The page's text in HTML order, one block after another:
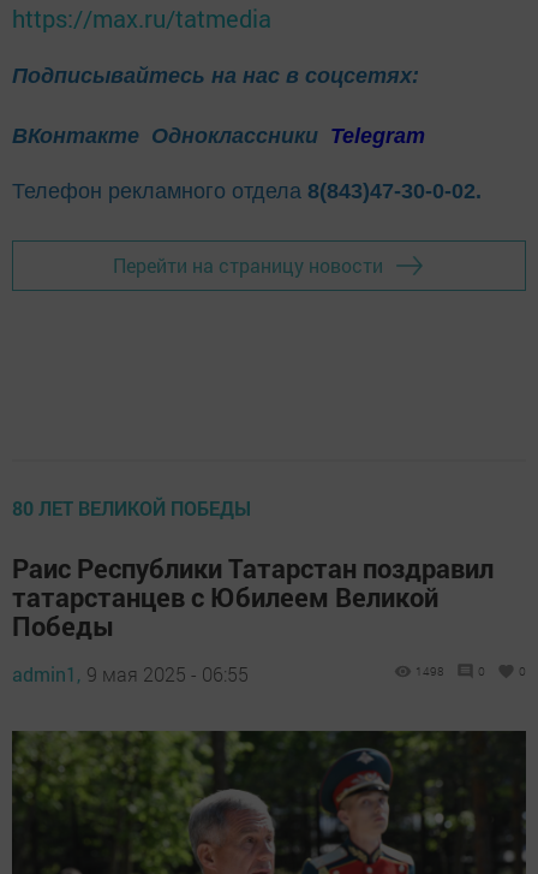
https://max.ru/tatmedia
Подписывайтесь на нас в соцсетях:
ВКонтакте Одноклассники Telegram
Телефон рекламного отдела 8(843)47-30-0-02.
Перейти на страницу новости
80 ЛЕТ ВЕЛИКОЙ ПОБЕДЫ
Раис Республики Татарстан поздравил
татарстанцев с Юбилеем Великой
Победы
admin1, 9 мая 2025 - 06:55 1498 0 0